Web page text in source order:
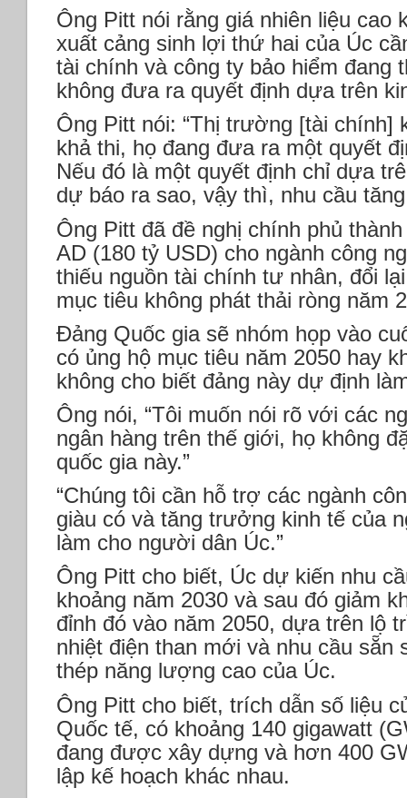
Ông Pitt nói rằng giá nhiên liệu cao
xuất cảng sinh lợi thứ hai của Úc
tài chính và công ty bảo hiểm đang
không đưa ra quyết định dựa trên
Ông Pitt nói: “Thị trường [tài chính]
khả thi, họ đang đưa ra một quyết
Nếu đó là một quyết định chỉ dựa
dự báo ra sao, vậy thì, nhu cầu
Ông Pitt đã đề nghị chính phủ
AD (180 tỷ USD) cho ngành công
thiếu nguồn tài chính tư nhân, đổi
mục tiêu không phát thải ròng năm
Đảng Quốc gia sẽ nhóm họp vào
có ủng hộ mục tiêu năm 2050 hay
không cho biết đảng này dự định
Ông nói, “Tôi muốn nói rõ với các
ngân hàng trên thế giới, họ không
quốc gia này.”
“Chúng tôi cần hỗ trợ các ngành
giàu có và tăng trưởng kinh tế của
làm cho người dân Úc.”
Ông Pitt cho biết, Úc dự kiến ​​nhu
khoảng năm 2030 và sau đó giảm
đỉnh đó vào năm 2050, dựa trên lộ
nhiệt điện than mới và nhu cầu sẵn
thép năng lượng cao của Úc.
Ông Pitt cho biết, trích dẫn số liệu
Quốc tế, có khoảng 140 gigawatt
đang được xây dựng và hơn 400
lập kế hoạch khác nhau.